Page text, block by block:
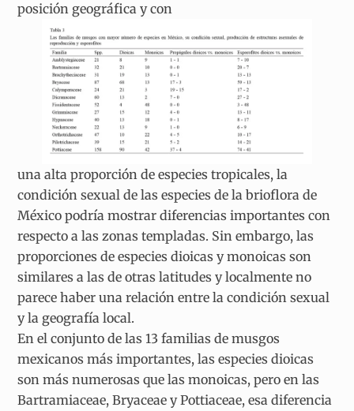
posición geográfica y con
una alta proporción de especies tropicales, la
condición sexual de las especies de la brioflora de
México podría mostrar diferencias importantes con
respecto a las zonas templadas. Sin embargo, las
proporciones de especies dioicas y monoicas son
similares a las de otras latitudes y localmente no
parece haber una relación entre la condición sexual
y la geografía local.
En el conjunto de las 13 familias de musgos
mexicanos más importantes, las especies dioicas
son más numerosas que las monoicas, pero en las
Bartramiaceae, Bryaceae y Pottiaceae, esa diferencia